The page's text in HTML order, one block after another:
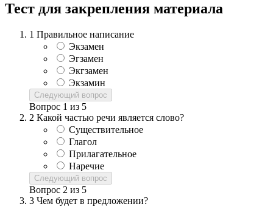
Тест для закрепления материала
1 Правильное написание
Экзамен
Эгзамен
Экгзамен
Экзамин
Следующий вопрос
Вопрос 1 из 5
2 Какой частью речи является слово?
Существительное
Глагол
Прилагательное
Наречие
Следующий вопрос
Вопрос 2 из 5
3 Чем будет в предложении?